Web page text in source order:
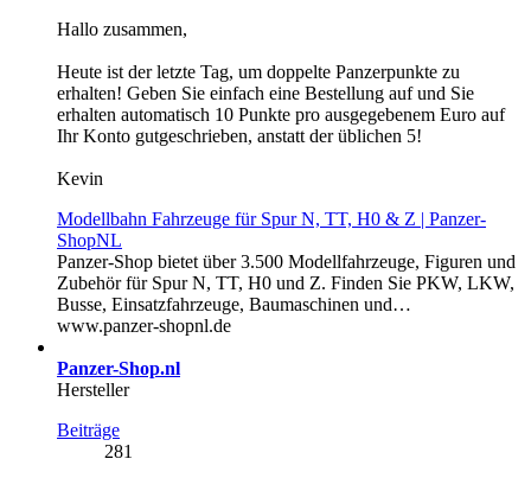
Hallo zusammen,
Heute ist der letzte Tag, um doppelte Panzerpunkte zu
erhalten! Geben Sie einfach eine Bestellung auf und Sie
erhalten automatisch 10 Punkte pro ausgegebenem Euro auf
Ihr Konto gutgeschrieben, anstatt der üblichen 5!
Kevin
Modellbahn Fahrzeuge für Spur N, TT, H0 & Z | Panzer-
ShopNL
Panzer-Shop bietet über 3.500 Modellfahrzeuge, Figuren und
Zubehör für Spur N, TT, H0 und Z. Finden Sie PKW, LKW,
Busse, Einsatzfahrzeuge, Baumaschinen und…
www.panzer-shopnl.de
Panzer-Shop.nl
Hersteller
Beiträge
281